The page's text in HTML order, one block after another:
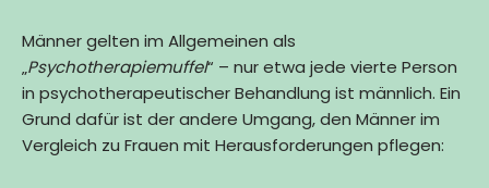
Männer gelten im Allgemeinen als
„Psychotherapiemuffel“ – nur etwa jede vierte Person
in psychotherapeutischer Behandlung ist männlich. Ein
Grund dafür ist der andere Umgang, den Männer im
Vergleich zu Frauen mit Herausforderungen pflegen: